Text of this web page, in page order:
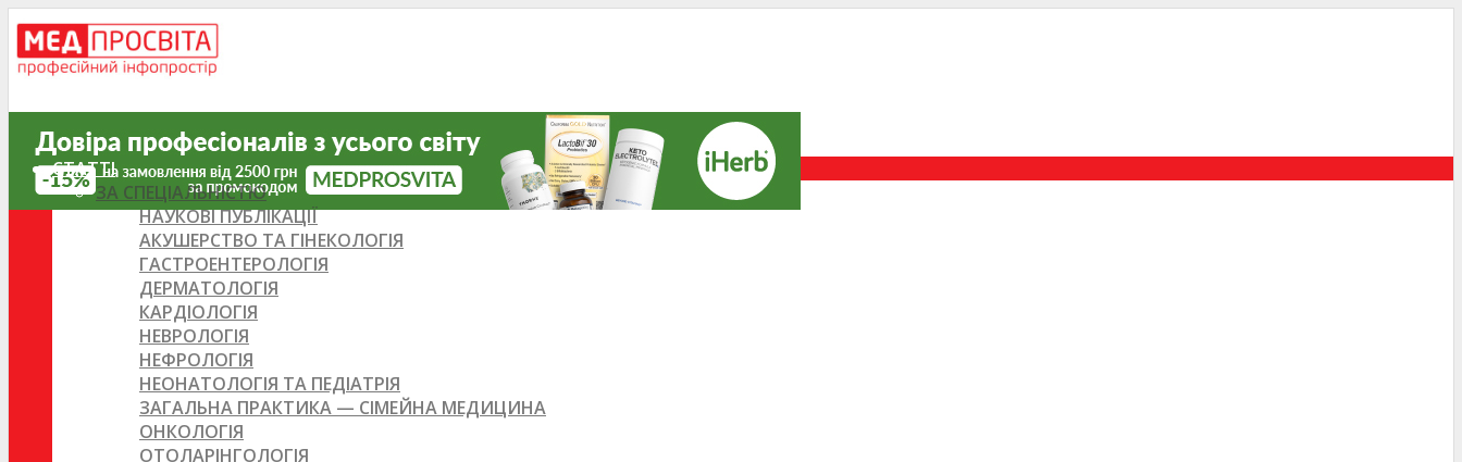
СТАТТІ
ЗА СПЕЦІАЛЬНІСТЮ
НАУКОВІ ПУБЛІКАЦІЇ
АКУШЕРСТВО ТА ГІНЕКОЛОГІЯ
ГАСТРОЕНТЕРОЛОГІЯ
ДЕРМАТОЛОГІЯ
КАРДІОЛОГІЯ
НЕВРОЛОГІЯ
НЕФРОЛОГІЯ
НЕОНАТОЛОГІЯ ТА ПЕДІАТРІЯ
ЗАГАЛЬНА ПРАКТИКА — СІМЕЙНА МЕДИЦИНА
ОНКОЛОГІЯ
ОТОЛАРІНГОЛОГІЯ